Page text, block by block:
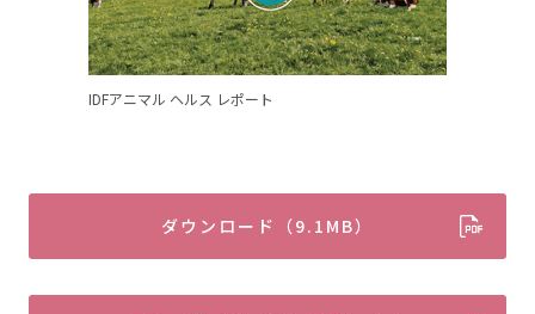
IDFアニマル ヘルス レポート
ダウンロード（9.1MB）